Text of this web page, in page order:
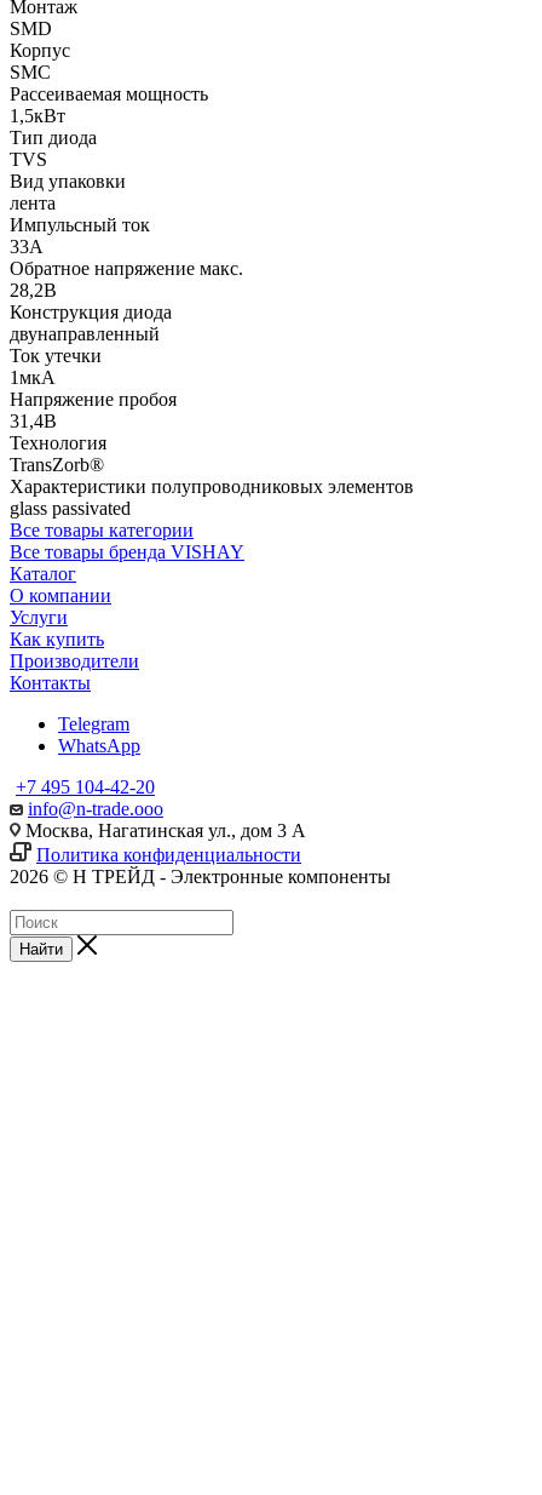
Монтаж
SMD
Корпус
SMC
Рассеиваемая мощность
1,5кВт
Тип диода
TVS
Вид упаковки
лента
Импульсный ток
33А
Обратное напряжение макс.
28,2В
Конструкция диода
двунаправленный
Ток утечки
1мкА
Напряжение пробоя
31,4В
Технология
TransZorb®
Характеристики полупроводниковых элементов
glass passivated
Все товары категории
Все товары бренда VISHAY
Каталог
О компании
Услуги
Как купить
Производители
Контакты
Telegram
WhatsApp
+7 495 104-42-20
info@n-trade.ooo
Москва, Нагатинская ул., дом 3 А
Политика конфиденциальности
2026 © Н ТРЕЙД - Электронные компоненты
Найти